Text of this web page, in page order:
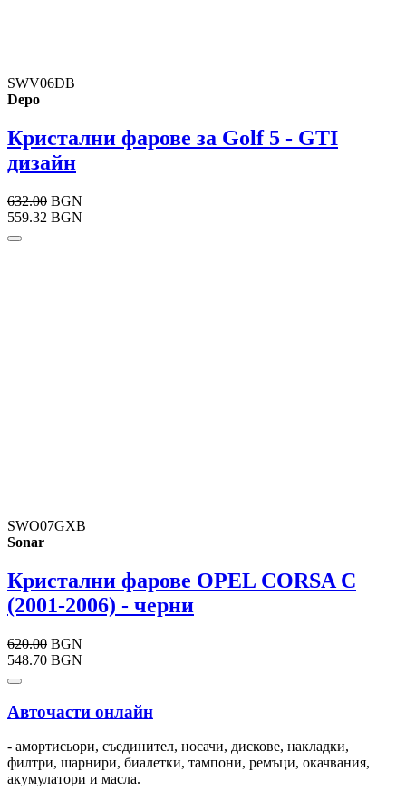
SWV06DB
Depo
Кристални фарове за Golf 5 - GTI
дизайн
632.00 BGN
559.32 BGN
SWO07GXB
Sonar
Кристални фарове OPEL CORSA C
(2001-2006) - черни
620.00 BGN
548.70 BGN
Авточасти онлайн
- амортисьори, съединител, носачи, дискове, накладки,
филтри, шарнири, биалетки, тампони, ремъци, окачвания,
акумулатори и масла.